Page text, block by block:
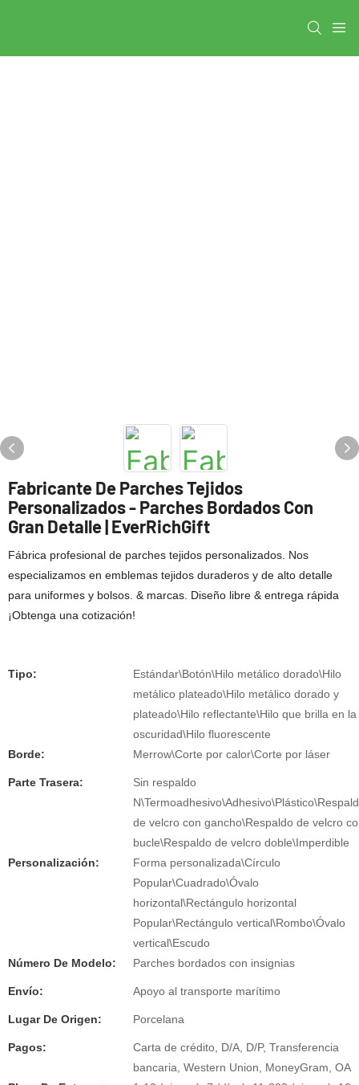
Fabricante De Parches Tejidos
Personalizados - Parches Bordados Con
Gran Detalle | EverRichGift
Fábrica profesional de parches tejidos personalizados. Nos
especializamos en emblemas tejidos duraderos y de alto detalle
para uniformes y bolsos. & marcas. Diseño libre & entrega rápida
¡Obtenga una cotización!
Tipo:
Estándar\Botón\Hilo metálico dorado\Hilo
metálico plateado\Hilo metálico dorado y
plateado\Hilo reflectante\Hilo que brilla en la
oscuridad\Hilo fluorescente
Borde:
Merrow\Corte por calor\Corte por láser
Parte Trasera:
Sin respaldo
de velcro con gancho\Respaldo de velcro
bucle\Respaldo de velcro doble\Imperdible
Personalización:
Forma personalizada\Círculo
Popular\Cuadrado\Óvalo
horizontal\Rectángulo horizontal
Popular\Rectángulo vertical\Rombo\Óvalo
vertical\Escudo
Número De Modelo:
Parches bordados con insignias
Envío: Apoyo al transporte marítimo
Lugar De Origen: Porcelana
Pagos:
Carta de crédito, D/A, D/P, Transferencia
bancaria, Western Union, MoneyGram, OA